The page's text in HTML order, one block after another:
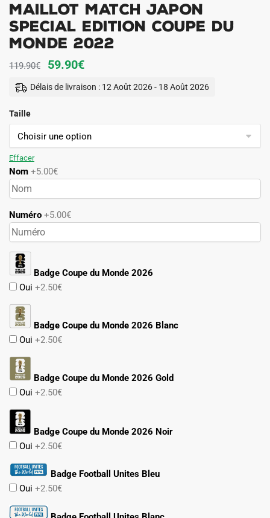
MAILLOT MATCH JAPON
SPECIAL EDITION COUPE DU
MONDE 2022
119.90€
Le
prix
119.90€.
59.90€Le
59.90€.
Délais de livraison : 12 Août 2026 - 18 Août 2026
Taille
Effacer
Nom +5.00€
Numéro +5.00€
Badge Coupe du Monde 2026
Oui +2.50€
Badge Coupe du Monde 2026 Blanc
Oui +2.50€
Badge Coupe du Monde 2026 Gold
Oui +2.50€
Badge Coupe du Monde 2026 Noir
Oui +2.50€
Badge Football Unites Bleu
Oui +2.50€